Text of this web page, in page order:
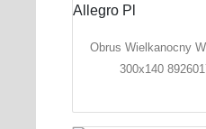
Obrus Wielkanocny
300x140